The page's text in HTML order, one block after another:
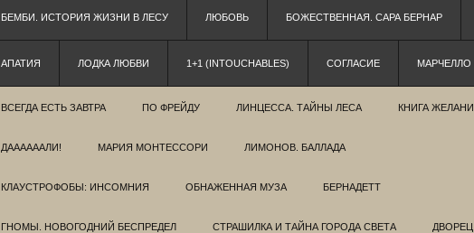
БЕМБИ. ИСТОРИЯ ЖИЗНИ В ЛЕСУ ЛЮБОВЬ БОЖЕСТВЕННАЯ. САРА БЕРНАР
АПАТИЯ ЛОДКА ЛЮБВИ 1+1 (INTOUCHABLES) СОГЛАСИЕ
ВСЕГДА ЕСТЬ ЗАВТРА ПО ФРЕЙДУ ЛИНЦЕССА. ТАЙНЫ ЛЕСА КНИГА
ДААААААЛИ! МАРИЯ МОНТЕССОРИ ЛИМОНОВ. БАЛЛАДА
КЛАУСТРОФОБЫ: ИНСОМНИЯ ОБНАЖЕННАЯ МУЗА БЕРНАДЕТТ
ГНОМЫ. НОВОГОДНИЙ БЕСПРЕДЕЛ СТРАШИЛКА И ТАЙНА ГОРОДА СВЕТА ДВОРЕЦ